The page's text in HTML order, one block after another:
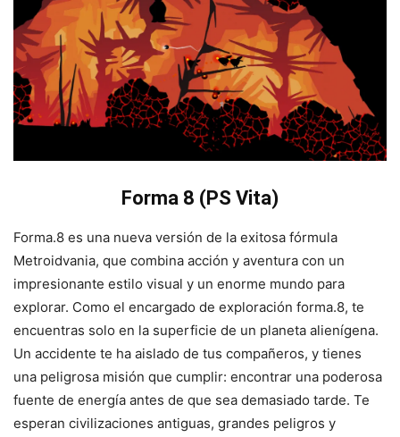
Forma 8 (PS Vita)
Forma.8 es una nueva versión de la exitosa fórmula
Metroidvania, que combina acción y aventura con un
impresionante estilo visual y un enorme mundo para
explorar. Como el encargado de exploración forma.8, te
encuentras solo en la superficie de un planeta alienígena.
Un accidente te ha aislado de tus compañeros, y tienes
una peligrosa misión que cumplir: encontrar una poderosa
fuente de energía antes de que sea demasiado tarde. Te
esperan civilizaciones antiguas, grandes peligros y